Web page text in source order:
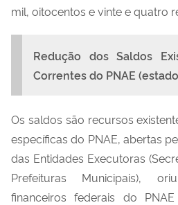
mil, oitocentos e vinte e quatro
Redução dos Saldos
Correntes do PNAE
Os saldos são recursos
específicas do PNAE, abertas
das Entidades Executoras
Prefeituras Municipais),
financeiros federais do